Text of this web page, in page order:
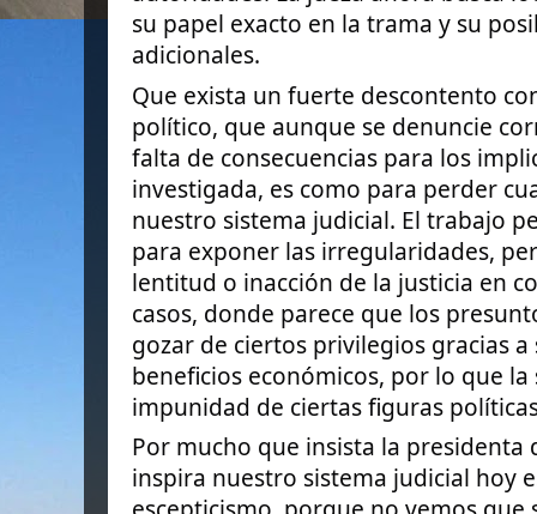
su papel exacto en la trama y su
adicionales.
Que exista un fuerte descontento
político, que aunque se denuncie
falta de consecuencias para los
investigada, es como para perder
nuestro sistema judicial. El trabajo
para exponer las irregularidades,
lentitud o inacción de la justicia en
casos, donde parece que los
gozar de ciertos privilegios gracias a
beneficios económicos, por lo que la
impunidad de ciertas figuras
Por mucho que insista la presidenta
inspira nuestro sistema judicial hoy